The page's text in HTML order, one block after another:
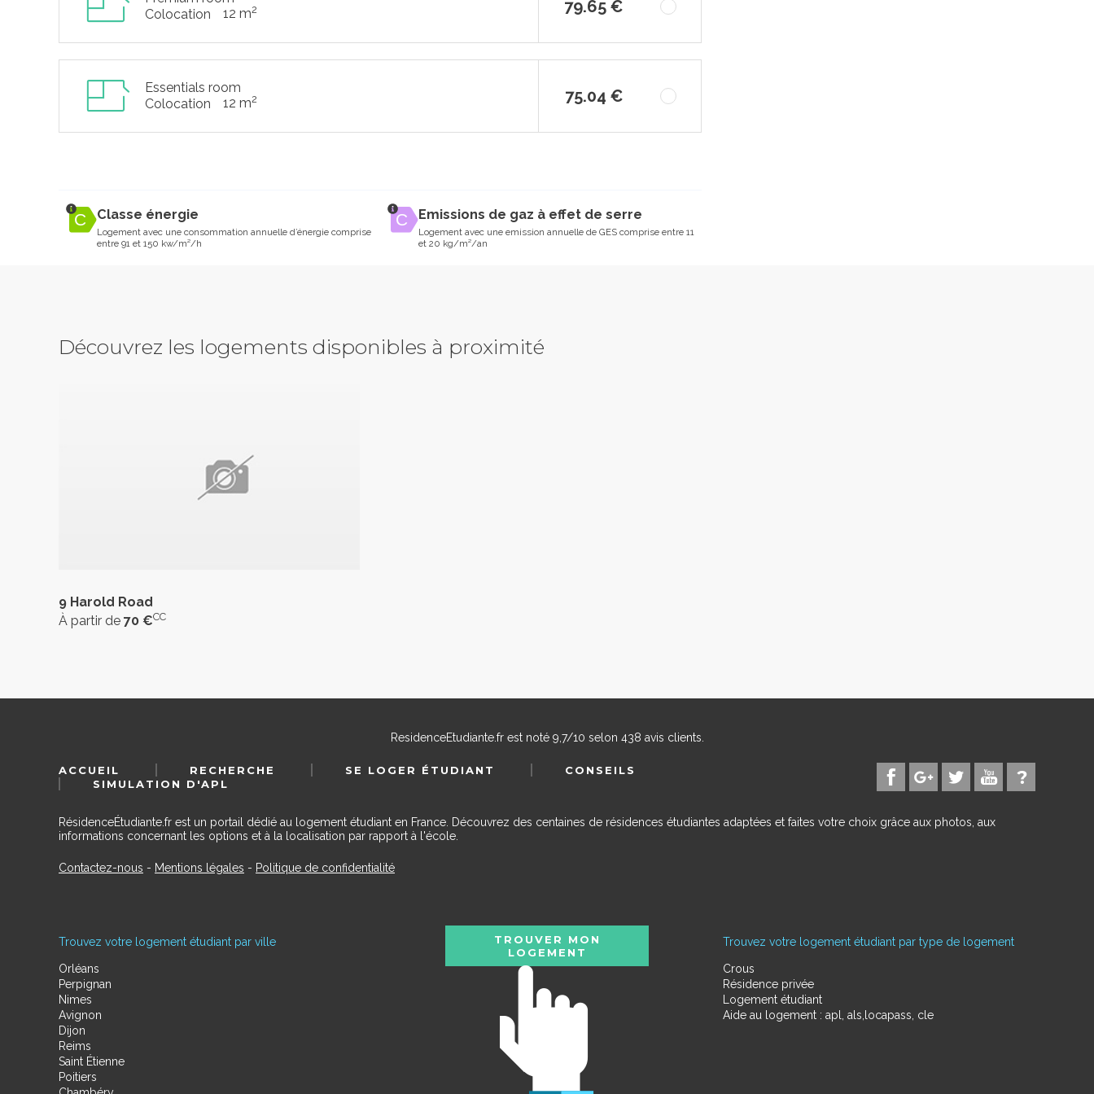
Colocation
12 m2 79.65 €
Essentials room
Colocation
12 m2 75.04 €
Classe énergie
Logement avec une consommation annuelle d’énergie comprise
entre 91 et 150 kw/m²/h
Emissions de gaz à effet de serre
Logement avec une emission annuelle de GES comprise entre 11
et 20 kg/m²/an
Découvrez les logements disponibles à proximité
9 Harold Road
À partir de 70 €CC
ResidenceEtudiante.frest noté 9,7/10 selon 438 avis clients.
ACCUEIL RECHERCHE SE LOGER ÉTUDIANT
CONSEILS
SIMULATION D'APL
RésidenceÉtudiante.fr est un portail dédié au logement étudiant en France. Découvrez des centaines de résidences étudiantes adaptées et faites votre choix grâce aux photos, aux
informations concernant les options et à la localisation par rapport à l'école.
Contactez-nous - Mentions légales - Politique de confidentialité
Trouvez votre logement étudiant par ville
Orléans
Perpignan
Nimes
Avignon
Dijon
Reims
Saint Étienne
Poitiers
Trouvez votre logement étudiant par type de logement
Crous
Résidence privée
Logement étudiant
Aide au logement : apl, als,locapass, cle
TROUVER MON
LOGEMENT